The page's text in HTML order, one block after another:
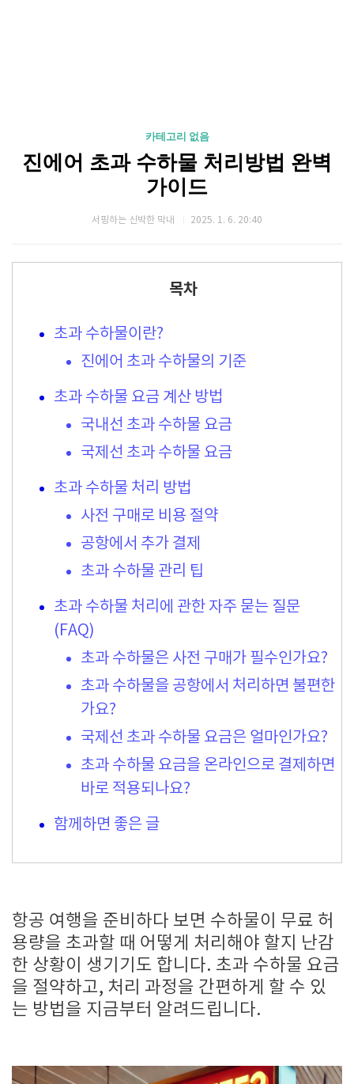
카테고리 없음
진에어 초과 수하물 처리방법 완벽
가이드
서핑하는 신박한 막내 2025. 1. 6. 20:40
목차
초과 수하물이란?
진에어 초과 수하물의 기준
초과 수하물 요금 계산 방법
국내선 초과 수하물 요금
국제선 초과 수하물 요금
초과 수하물 처리 방법
사전 구매로 비용 절약
공항에서 추가 결제
초과 수하물 관리 팁
초과 수하물 처리에 관한 자주 묻는 질문
(FAQ)
초과 수하물은 사전 구매가 필수인가요?
초과 수하물을 공항에서 처리하면 불편한
가요?
국제선 초과 수하물 요금은 얼마인가요?
초과 수하물 요금을 온라인으로 결제하면
바로 적용되나요?
함께하면 좋은 글
항공 여행을 준비하다 보면 수하물이 무료 허
용량을 초과할 때 어떻게 처리해야 할지 난감
한 상황이 생기기도 합니다. 초과 수하물 요금
을 절약하고, 처리 과정을 간편하게 할 수 있
는 방법을 지금부터 알려드립니다.